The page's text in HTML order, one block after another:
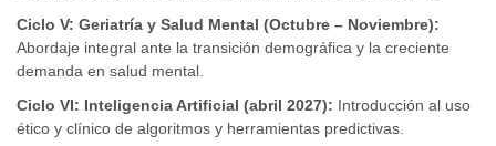
Ciclo V: Geriatría y Salud Mental (Octubre – Noviembre):
Abordaje integral ante la transición demográfica y la creciente
demanda en salud mental.
Ciclo VI: Inteligencia Artificial (abril 2027): Introducción al uso
ético y clínico de algoritmos y herramientas predictivas.